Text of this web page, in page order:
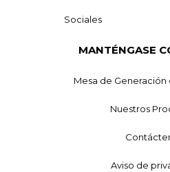
Sociales
MANTÉNGASE
Mesa de
Nuestros
Aviso de